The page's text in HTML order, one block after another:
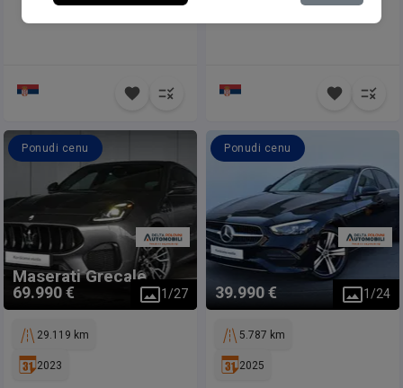
Maserati Grecale
69.990 €
Ponudi cenu
1 /27
29.119 km
2023
39.990 €
Ponudi cenu
1 /24
5.787 km
2025